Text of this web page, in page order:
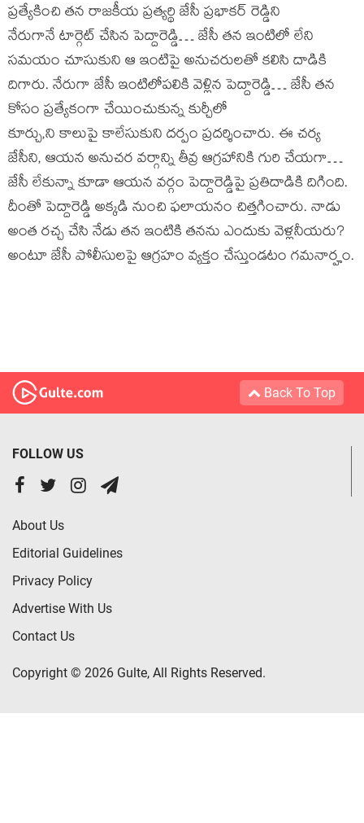
ప్రత్యేకించి తన రాజకీయ ప్రత్యర్థి జేసీ ప్రభాకర్ రెడ్డిని
నేరుగానే టార్గెట్ చేసిన పెద్దారెడ్డి… జేసీ తన ఇంటిలో లేని
సమయం చూసుకుని ఆ ఇంటిపై అనుచరులతో కలిసి దాడికి
దిగారు. నేరుగా జేసీ ఇంటిలోపలికి వెళ్లిన పెద్దారెడ్డి… జేసీ తన
కోసం ప్రత్యేకంగా చేయించుకున్న కుర్చీలో
కూర్చు,ని కాలుపై కాలేసుకుని దర్పం ప్రదర్శించారు. ఈ చర్య
జేసీని, ఆయన అనుచర వర్గాన్ని తీవ్ర ఆగ్రహానికి గురి చేయగా…
జేసీ లేకున్నా కూడా ఆయన వర్గం పెద్దారెడ్డిపై ప్రతిదాడికి దిగింది.
దీంతో పెద్దారెడ్డి అక్కడి నుంచి ఫలాయనం చిత్తగించారు. నాడు
అంత రచ్చ చేసి నేడు తన ఇంటికి తనను ఎందుకు వెళ్లనీయరు?
అంటూ జేసీ పోలీసులపై ఆగ్రహం వ్యక్తం చేస్తుండటం గమనార్హం.
Back To Top
FOLLOW US
About Us
Editorial Guidelines
Privacy Policy
Advertise With Us
Contact Us
Copyright © 2026 Gulte, All Rights Reserved.